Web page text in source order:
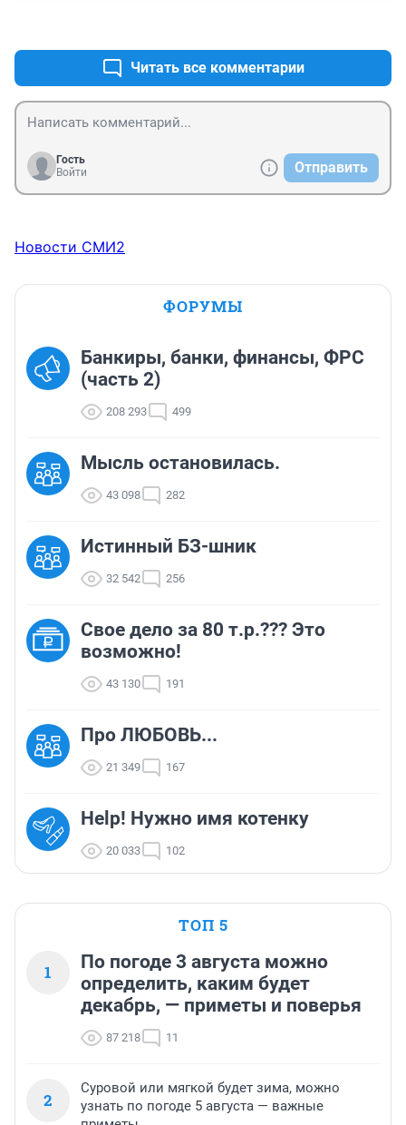
Читать все комментарии
Гость
Войти
Отправить
Новости СМИ2
ФОРУМЫ
Банкиры, банки, финансы, ФРС
(часть 2)
208 293 499
Мысль остановилась.
43 098 282
Истинный БЗ-шник
32 542 256
Свое дело за 80 т.р.??? Это
возможно!
43 130 191
Про ЛЮБОВЬ...
21 349 167
Help! Нужно имя котенку
20 033 102
ТОП 5
1
По погоде 3 августа можно
определить, каким будет
декабрь, — приметы и поверья
87 218 11
2
Суровой или мягкой будет зима, можно
узнать по погоде 5 августа — важные